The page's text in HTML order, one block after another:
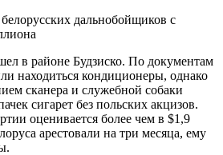
в районе Будзиско. По документам
находиться кондиционеры, однако
сканера и служебной собаки
сигарет без польских акцизов.
оценивается более чем в $1,9
арестовали на три месяца, ему